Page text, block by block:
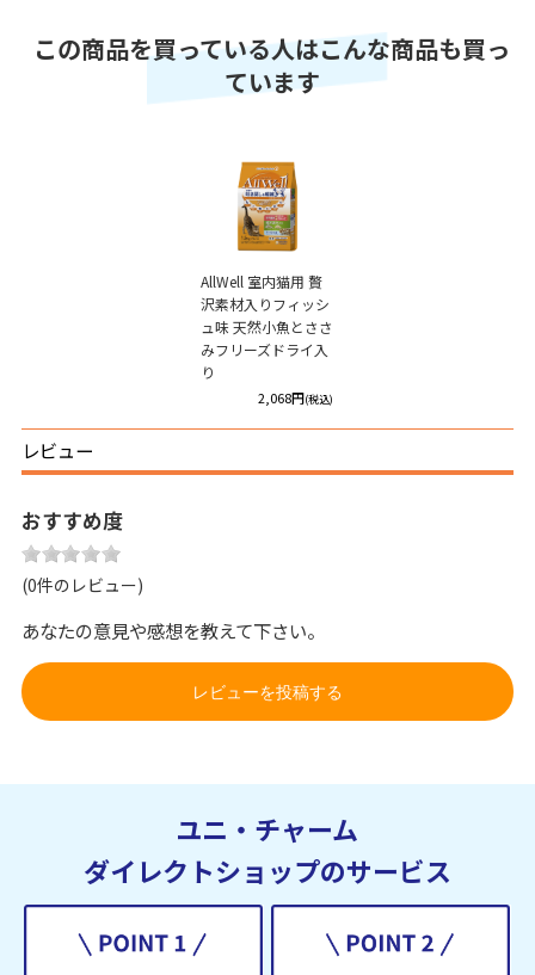
この商品を買っている人はこんな商品も買っ
ています
AllWell 室内猫用 贅
沢素材入りフィッシ
ュ味 天然小魚とささ
みフリーズドライ入
り
2,068円(税込)
レビュー
おすすめ度
(0件のレビュー)
あなたの意見や感想を教えて下さい。
レビューを投稿する
ユニ・チャーム
ダイレクトショップのサービス